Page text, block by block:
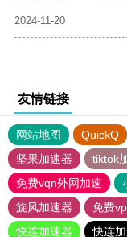
2024-11-20
友情链接
网站地图 QuickQ
坚果加速器
tiktok
免费vqn外网加速
旋风加速器
免费
快连加速器
快连